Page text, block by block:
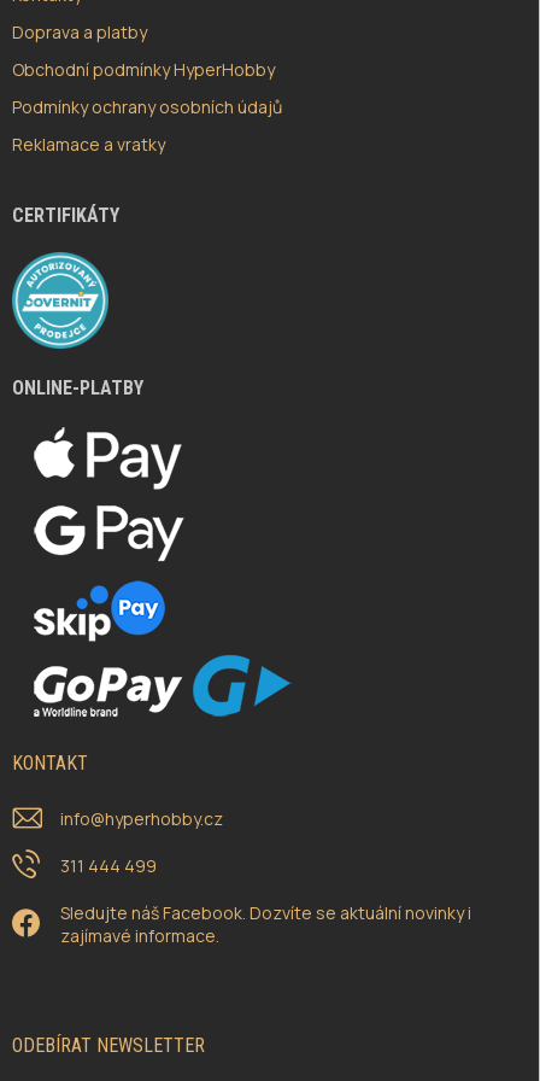
Doprava a platby
Obchodní podmínky HyperHobby
Podmínky ochrany osobních údajů
Reklamace a vratky
CERTIFIKÁTY
ONLINE-PLATBY
KONTAKT
info@hyperhobby.cz
311 444 499
Sledujte náš Facebook. Dozvíte se aktuální novinky i
zajímavé informace.
ODEBÍRAT NEWSLETTER